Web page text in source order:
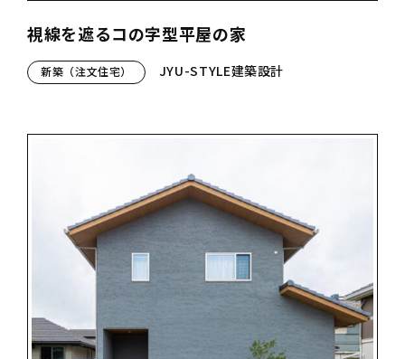
視線を遮るコの字型平屋の家
新築（注文住宅） JYU-STYLE建築設計